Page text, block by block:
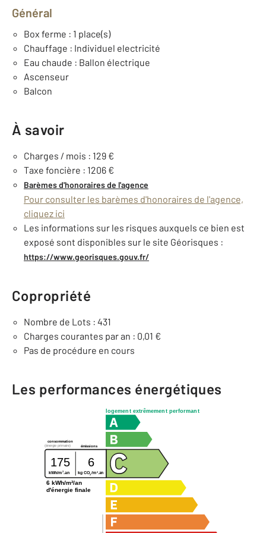
Général
Box ferme : 1 place(s)
Chauffage : Individuel electricité
Eau chaude : Ballon électrique
Ascenseur
Balcon
À savoir
Charges / mois : 129 €
Taxe foncière : 1206 €
Barèmes d'honoraires de l'agence
Pour consulter les barèmes d'honoraires de l'agence,
cliquez ici
Les informations sur les risques auxquels ce bien est
exposé sont disponibles sur le site Géorisques :
https://www.georisques.gouv.fr/
Copropriété
Nombre de Lots : 431
Charges courantes par an : 0,01 €
Pas de procédure en cours
Les performances énergétiques
logement extrêmement performant
consommation
émissions
(énergie primaire)
175 6
kWh/m 2 .an kg CO2/m2.an
6 kWh/m²/an
d'énergie finale